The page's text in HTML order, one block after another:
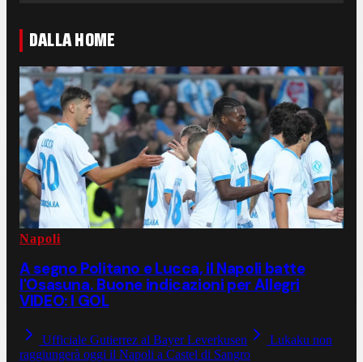
DALLA HOME
Napoli
A segno Politano e Lucca, il Napoli batte
l'Osasuna. Buone indicazioni per Allegri
VIDEO: I GOL
Ufficiale Gutierrez al Bayer Leverkusen
Lukaku non
raggiungerà oggi il Napoli a Castel di Sangro